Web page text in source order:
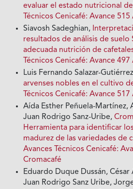
evaluar el estado nutricional
Técnicos Cenicafé: Avance
Siavosh Sadeghian,
resultados de análisis de suelo
adecuada nutrición de
Técnicos Cenicafé: Avance
Luis Fernando Salazar-
arvenses nobles en el cultivo
Técnicos Cenicafé: Avance
Aída Esther Peñuela-Martínez,
Juan Rodrigo Sanz-Uribe,
Herramienta para identificar
madurez de las variedades de
Avances Técnicos Cenicafé:
Cromacafé
Eduardo Duque Dussán, César
Juan Rodrigo Sanz Uribe,